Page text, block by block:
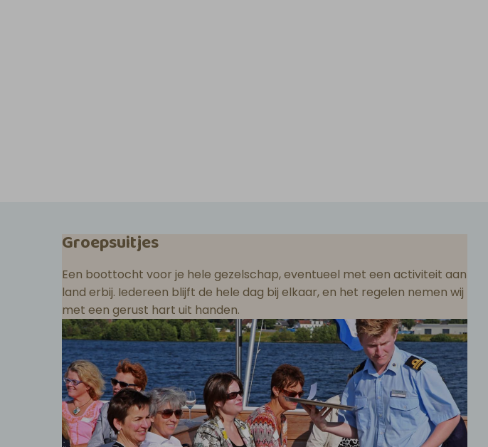
Groepsuitjes
Een boottocht voor je hele gezelschap, eventueel met een activiteit aan
land erbij. Iedereen blijft de hele dag bij elkaar, en het regelen nemen wij
met een gerust hart uit handen.